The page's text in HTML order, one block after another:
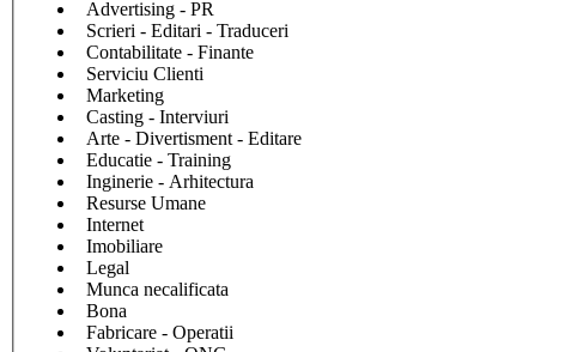
Advertising - PR
Scrieri - Editari - Traduceri
Contabilitate - Finante
Serviciu Clienti
Marketing
Casting - Interviuri
Arte - Divertisment - Editare
Educatie - Training
Inginerie - Arhitectura
Resurse Umane
Internet
Imobiliare
Legal
Munca necalificata
Bona
Fabricare - Operatii